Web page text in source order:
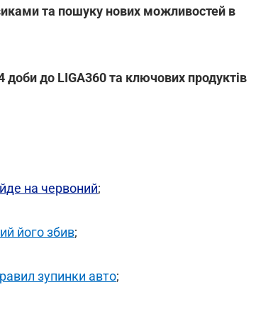
та пошуку нових можливостей в
до LIGA360 та ключових продуктів
на червоний;
його збив;
зупинки авто;